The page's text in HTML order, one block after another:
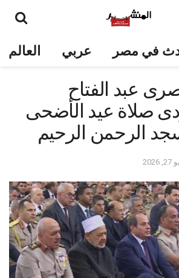
في مصر عربي العالم
عبد الفتاح
صلاة عيد الأضحى
الرحمن الرحيم